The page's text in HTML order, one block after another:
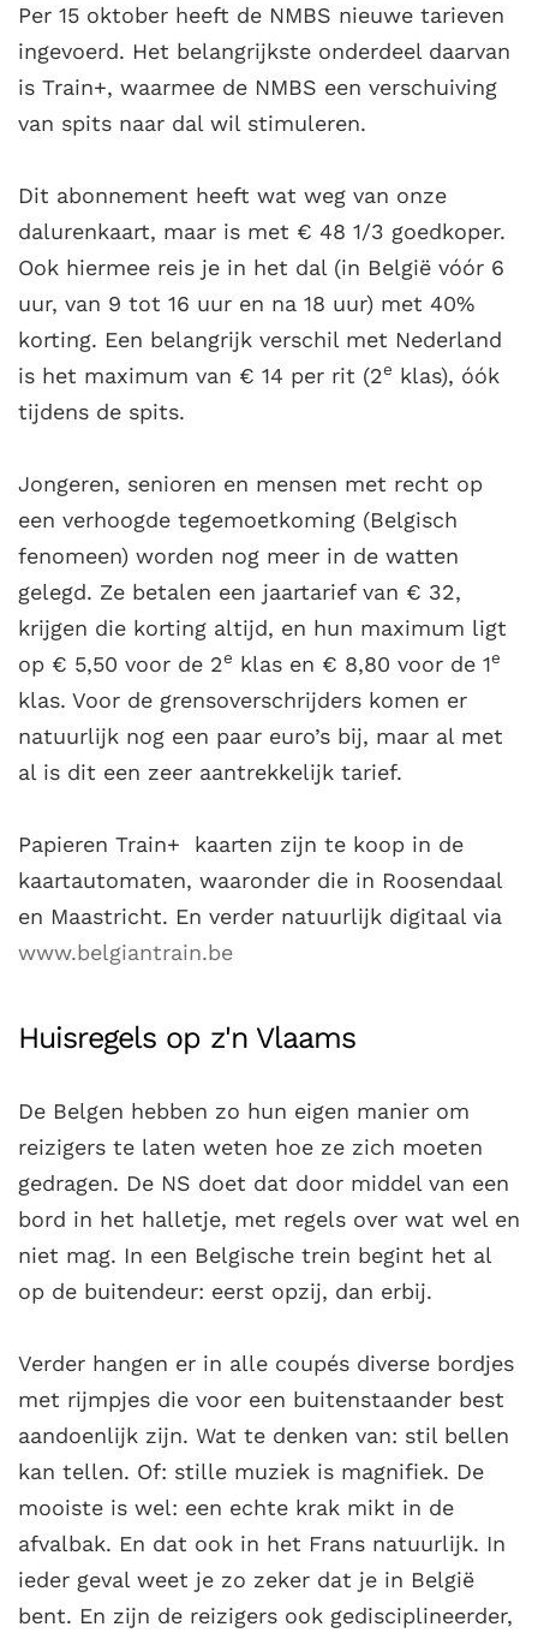
Per 15 oktober heeft de NMBS nieuwe tarieven
ingevoerd. Het belangrijkste onderdeel daarvan
is Train+, waarmee de NMBS een verschuiving
van spits naar dal wil stimuleren.
Dit abonnement heeft wat weg van onze
dalurenkaart, maar is met € 48 1/3 goedkoper.
Ook hiermee reis je in het dal (in België vóór 6
uur, van 9 tot 16 uur en na 18 uur) met 40%
korting. Een belangrijk verschil met Nederland
is het maximum van € 14 per rit (2e klas), óók
tijdens de spits.
Jongeren, senioren en mensen met recht op
een verhoogde tegemoetkoming (Belgisch
fenomeen) worden nog meer in de watten
gelegd. Ze betalen een jaartarief van € 32,
krijgen die korting altijd, en hun maximum ligt
op € 5,50 voor de 2e klas en € 8,80 voor de 1e
klas. Voor de grensoverschrijders komen er
natuurlijk nog een paar euro’s bij, maar al met
al is dit een zeer aantrekkelijk tarief.
Papieren Train+ kaarten zijn te koop in de
kaartautomaten, waaronder die in Roosendaal
en Maastricht. En verder natuurlijk digitaal via
www.belgiantrain.be
Huisregels op z'n Vlaams
De Belgen hebben zo hun eigen manier om
reizigers te laten weten hoe ze zich moeten
gedragen. De NS doet dat door middel van een
bord in het halletje, met regels over wat wel en
niet mag. In een Belgische trein begint het al
op de buitendeur: eerst opzij, dan erbij.
Verder hangen er in alle coupés diverse bordjes
met rijmpjes die voor een buitenstaander best
aandoenlijk zijn. Wat te denken van: stil bellen
kan tellen. Of: stille muziek is magnifiek. De
mooiste is wel: een echte krak mikt in de
afvalbak. En dat ook in het Frans natuurlijk. In
ieder geval weet je zo zeker dat je in België
bent. En zijn de reizigers ook gedisciplineerder,